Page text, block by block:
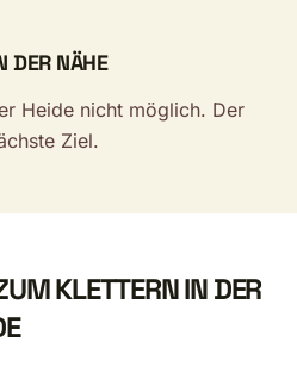
DER NÄHE
Heide nicht möglich. Der
Ziel.
KLETTERN IN DER